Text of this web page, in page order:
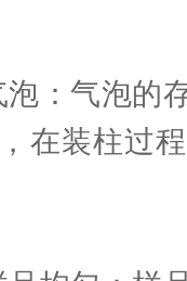
气泡的存
在装柱过